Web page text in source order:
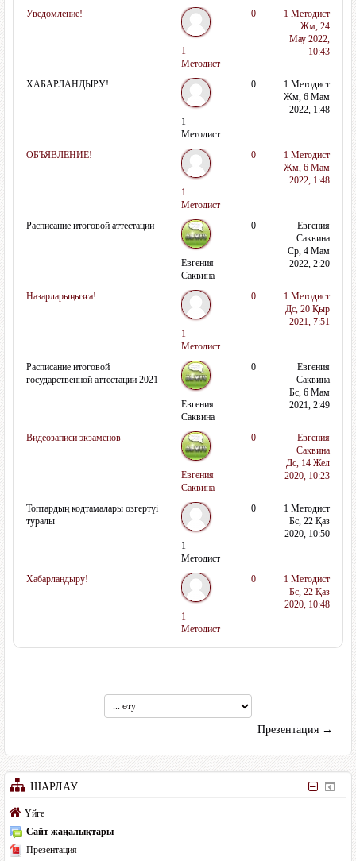
Уведомление!
1
Методист
0
1 Методист
Жм, 24
Мау 2022,
10:43
ХАБАРЛАНДЫРУ!
1
Методист
0
1 Методист
Жм, 6 Мам
2022, 1:48
ОБЪЯВЛЕНИЕ!
1
Методист
0
1 Методист
Жм, 6 Мам
2022, 1:48
Расписание итоговой аттестации
Евгения
Саквина
0
Евгения
Саквина
Ср, 4 Мам
2022, 2:20
Назарларыңызға!
1
Методист
0
1 Методист
Дс, 20 Қыр
2021, 7:51
Расписание итоговой
государственной аттестации 2021
Евгения
Саквина
0
Евгения
Саквина
Бс, 6 Мам
2021, 2:49
Видеозаписи экзаменов
Евгения
Саквина
0
Евгения
Саквина
Дс, 14 Жел
2020, 10:23
Топтардың кодтамалары озгертүі
туралы
1
Методист
0
1 Методист
Бс, 22 Қаз
2020, 10:50
Хабарландыру!
1
Методист
0
1 Методист
Бс, 22 Қаз
2020, 10:48
өту
Презентация →
ШАРЛАУ
Үйге
Сайт жаңалықтары
Презентация